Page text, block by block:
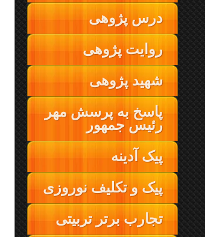
درس پژوهی
روایت پژوهی
شهید پژوهی
پاسخ به پرسش مهر
رئیس جمهور
پیک آدینه
پیک و تکلیف نوروزی
تجارب برتر تربیتی